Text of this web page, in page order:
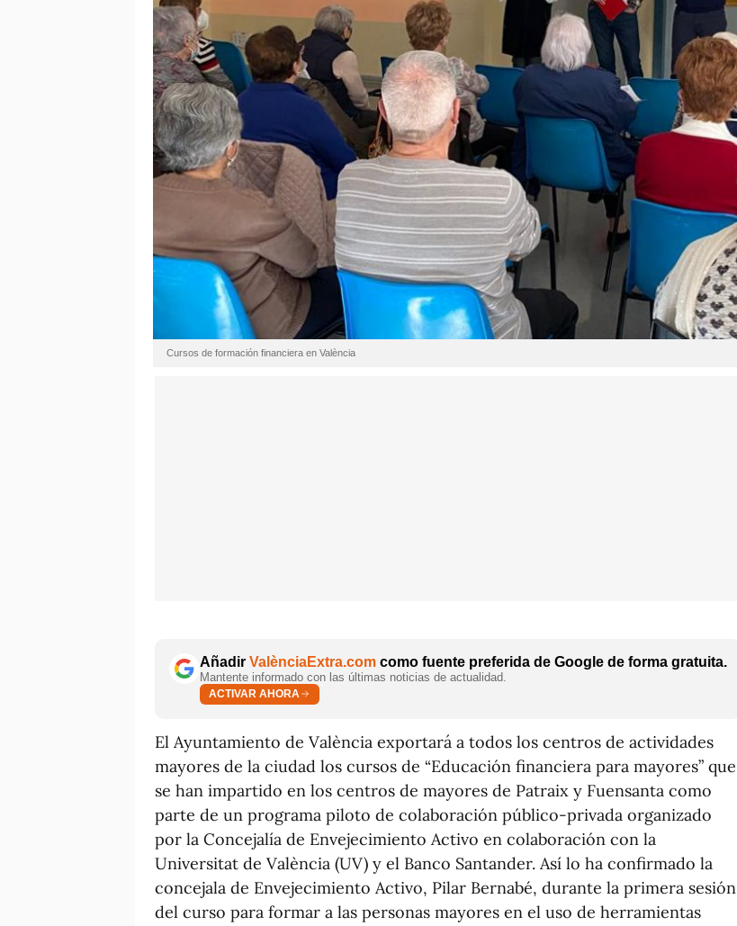
Cursos de formación financiera en València
Añadir ValènciaExtra.com como fuente preferida de Google de forma gratuita.
Mantente informado con las últimas noticias de actualidad.
ACTIVAR AHORA
El Ayuntamiento de València exportará a todos los centros de actividades
mayores de la ciudad los cursos de “Educación financiera para mayores” que
se han impartido en los centros de mayores de Patraix y Fuensanta como
parte de un programa piloto de colaboración público-privada organizado
por la Concejalía de Envejecimiento Activo en colaboración con la
Universitat de València (UV) y el Banco Santander. Así lo ha confirmado la
concejala de Envejecimiento Activo, Pilar Bernabé, durante la primera sesión
del curso para formar a las personas mayores en el uso de herramientas